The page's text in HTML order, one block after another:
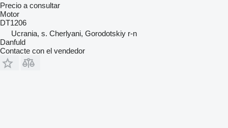
Precio a consultar
Motor
DT1206
Ucrania, s. Cherlyani, Gorodotskiy r-n
Danfuld
Contacte con el vendedor